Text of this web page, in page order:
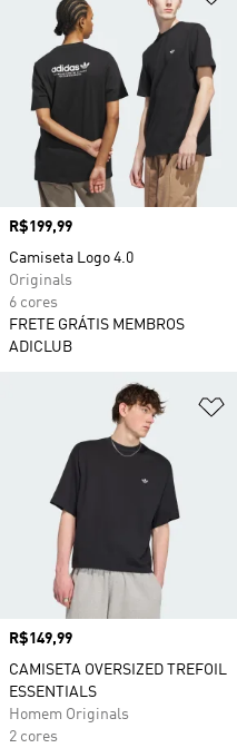
Preço
R$199,99
Camiseta Logo 4.0
Originals
6 cores
FRETE GRÁTIS MEMBROS
ADICLUB
Preço
R$149,99
CAMISETA OVERSIZED TREFOIL
ESSENTIALS
Homem Originals
2 cores